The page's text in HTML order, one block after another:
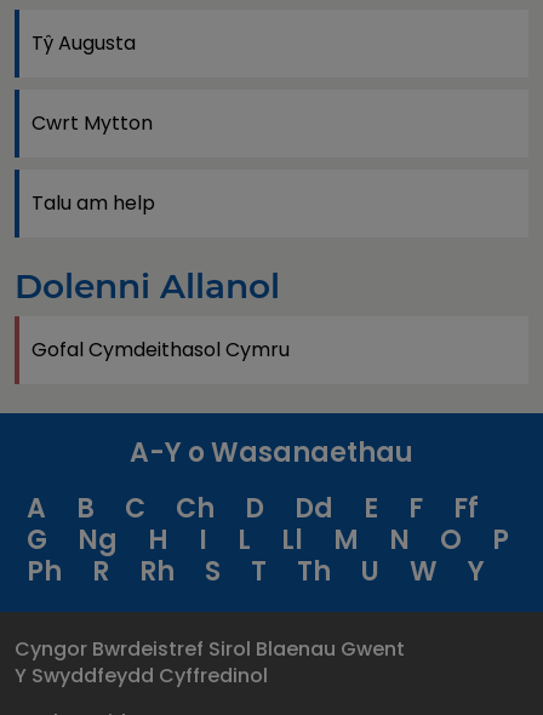
Tŷ Augusta
Cwrt Mytton
Talu am help
Dolenni Allanol
Gofal Cymdeithasol Cymru
A-Y o Wasanaethau
A
B C Ch D Dd E F
Ff
G
Ng H I L Ll M N O
P
Ph
R Rh S T Th U W Y
Cyngor Bwrdeistref Sirol Blaenau Gwent
Y Swyddfeydd Cyffredinol